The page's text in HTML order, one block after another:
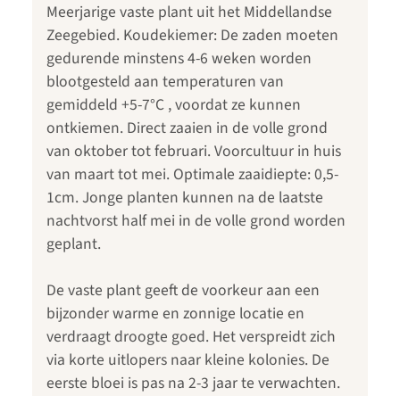
Meerjarige vaste plant uit het Middellandse
Zeegebied. Koudekiemer: De zaden moeten
gedurende minstens 4-6 weken worden
blootgesteld aan temperaturen van
gemiddeld +5-7°C , voordat ze kunnen
ontkiemen. Direct zaaien in de volle grond
van oktober tot februari. Voorcultuur in huis
van maart tot mei. Optimale zaaidiepte: 0,5-
1cm. Jonge planten kunnen na de laatste
nachtvorst half mei in de volle grond worden
geplant.
De vaste plant geeft de voorkeur aan een
bijzonder warme en zonnige locatie en
verdraagt droogte goed. Het verspreidt zich
via korte uitlopers naar kleine kolonies. De
eerste bloei is pas na 2-3 jaar te verwachten.